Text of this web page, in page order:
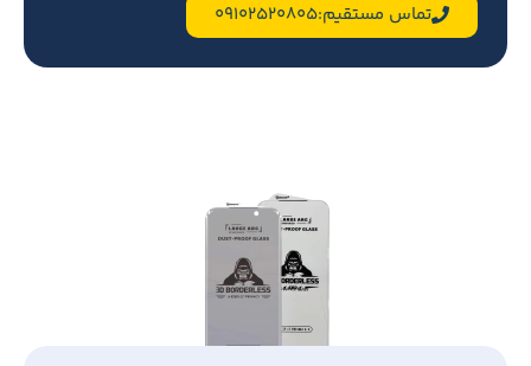
تماس مستقیم:09102520805